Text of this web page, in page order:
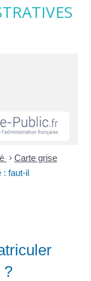
> Carte grise
: faut-il
?